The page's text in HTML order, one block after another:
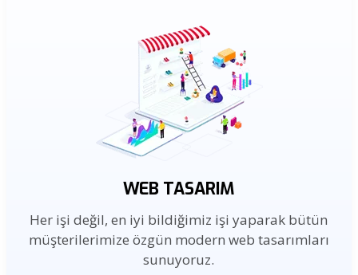
WEB TASARIM
Her işi değil, en iyi bildiğimiz işi yaparak bütün
müşterilerimize özgün modern web tasarımları
sunuyoruz.